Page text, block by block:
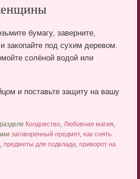
бумагу, заверните,
закопайте под сухим деревом.
солёной водой или
и поставьте защиту на вашу
Колдовство Любовная магия
заговоренный предмет,как снять
,предметы для подклада ,приворот на